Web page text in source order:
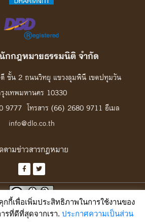
กกฎหมายธรรมนิติ จํากัด
ชั้น 2 ถนนวิทยุ แขวงลุมพินี เขตปทุมวัน
งเทพมหานคร 10330
9777 โทรสาร (66) 2680 9711 อีเมล
info@dlo.co.th
ตามข่าวสารกฎหมาย
งอื่น เฉพาะงานสร้างสรรค์ของเว็บนี้ อนุญาตให้นำไป
กกี้เพื่อเพิ่มประสิทธิภาพในการใช้งานของ
รที่ดีที่สุดจากเรา. ประกาศความเป็นส่วน